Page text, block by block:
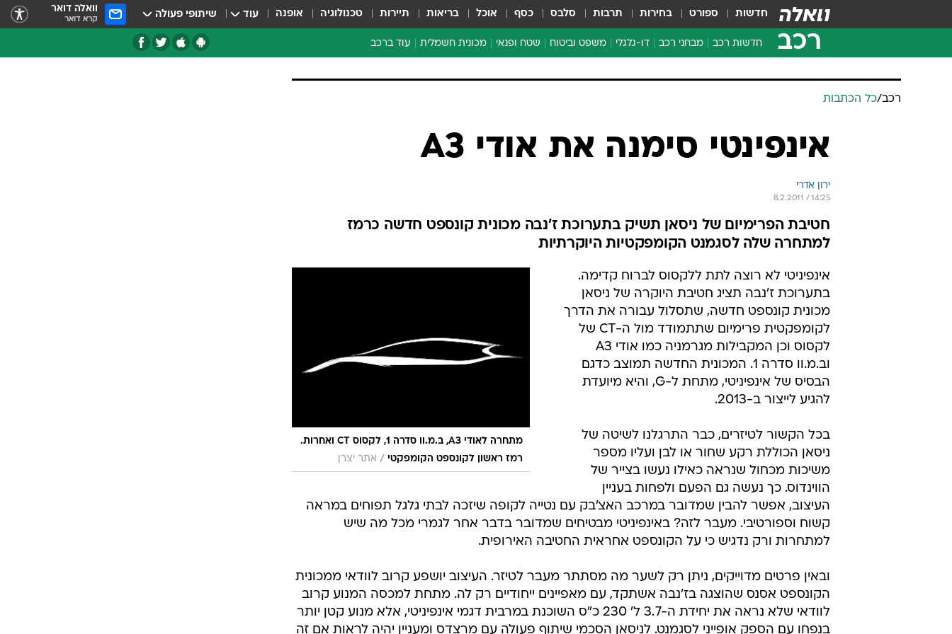
חדשות ספורט בחירות תרבות סלבס כסף אוכל בריאות תיירות טכנולוגיה אופנה עוד שיתופי פעולה וואלה דואר
קרא דואר
רכב חדשות רכב מבחני רכב דו-גלגלי משפט וביטוח שטח ופנאי מכונית חשמלית עוד ברכב
סדנאות ושיפורים
דעות
פוטו רצח
טוטאלוס
כתבו לנו
רכב/כל הכתבות
אינפינטי סימנה את אודי A3
ירון אדרי
8.2.2011 / 14:25
חטיבת הפרימיום של ניסאן תשיק בתערוכת ז'נבה מכונית קונספט חדשה כרמז
למתחרה שלה לסגמנט הקומפקטיות היוקרתיות
מתחרה לאודי A3, ב.מ.וו סדרה 1, לקסוס CT ואחרות.
רמז ראשון לקונספט הקומפקטי / אתר יצרן
אינפיניטי לא רוצה לתת ללקסוס לברוח קדימה.
בתערוכת ז'נבה תציג חטיבת היוקרה של ניסאן
מכונית קונספט חדשה, שתסלול עבורה את הדרך
לקומפקטית פרימיום שתתמודד מול ה-CT של
לקסוס וכן המקבילות מגרמניה כמו אודי A3
וב.מ.וו סדרה 1. המכונית החדשה תמוצב כדגם
הבסיס של אינפיניטי, מתחת ל-G, והיא מיועדת
להגיע לייצור ב-2013.
בכל הקשור לטיזרים, כבר התרגלנו לשיטה של
ניסאן הכוללת רקע שחור או לבן ועליו מספר
משיכות מכחול שנראה כאילו נעשו בצייר של
הווינדוס. כך נעשה גם הפעם ולפחות בעניין
העיצוב, אפשר להבין שמדובר במרכב האצ'בק עם נטייה לקופה שיזכה לבתי גלגל תפוחים במראה
קשוח וספורטיבי. מעבר לזה? באינפיניטי מבטיחים שמדובר בדבר אחר לגמרי מכל מה שיש
למתחרות ורק נדגיש כי על הקונספט אחראית החטיבה האירופית.
ובאין פרטים מדוייקים, ניתן רק לשער מה מסתתר מעבר לטיזר. העיצוב יושפע קרוב לוודאי ממכונית
הקונספט אסנס שהוצגה בז'נבה אשתקד, עם מאפיינים ייחודיים רק לה. מתחת למכסה המנוע קרוב
לוודאי שלא נראה את יחידת ה-3.7 ל' 230 כ"ס השוכנת במרבית דגמי אינפיניטי, אלא מנוע קטן יותר
בנפחו עם הספק אופייני לסגמנט. לניסאן הסכמי שיתוף פעולה עם מרצדס ומעניין יהיה לראות אם זה